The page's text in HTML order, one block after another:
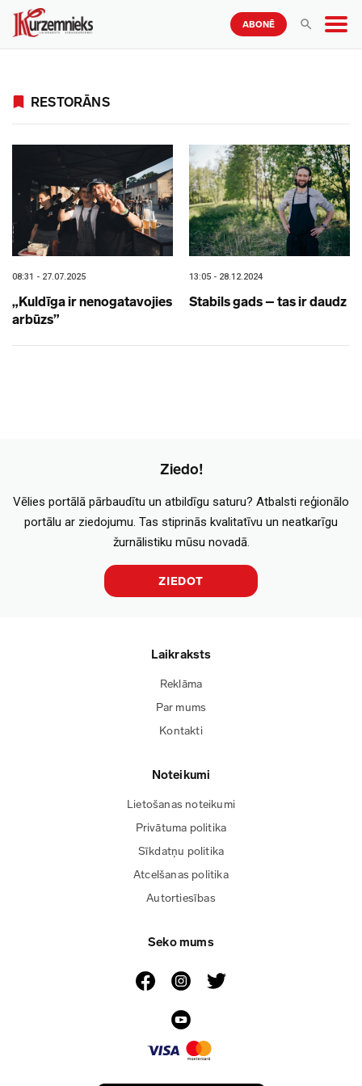
ABONĒ
RESTORĀNS
08:31 - 27.07.2025
„Kuldīga ir nenogatavojies
arbūzs”
13:05 - 28.12.2024
Stabils gads – tas ir daudz
Ziedo!
Vēlies portālā pārbaudītu un atbildīgu saturu? Atbalsti reģionālo
portālu ar ziedojumu. Tas stiprinās kvalitatīvu un neatkarīgu
žurnālistiku mūsu novadā.
ZIEDOT
Laikraksts
Reklāma
Par mums
Kontakti
Noteikumi
Lietošanas noteikumi
Privātuma politika
Sīkdatņu politika
Atcelšanas politika
Autortiesības
Seko mums